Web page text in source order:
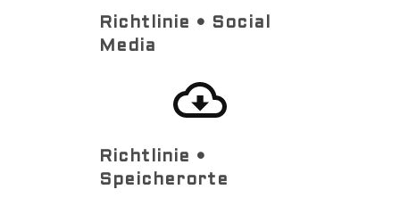
Richtlinie • Social
Media
Richtlinie •
Speicherorte